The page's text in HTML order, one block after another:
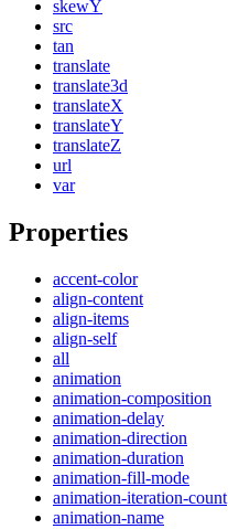
skewY
src
tan
translate
translate3d
translateX
translateY
translateZ
url
var
Properties
accent-color
align-content
align-items
align-self
all
animation
animation-composition
animation-delay
animation-direction
animation-duration
animation-fill-mode
animation-iteration-count
animation-name